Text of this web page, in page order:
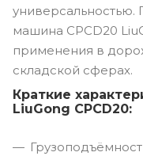
машина CPCD20
применения в
складской сферах.
Краткие
LiuGong CPCD20: